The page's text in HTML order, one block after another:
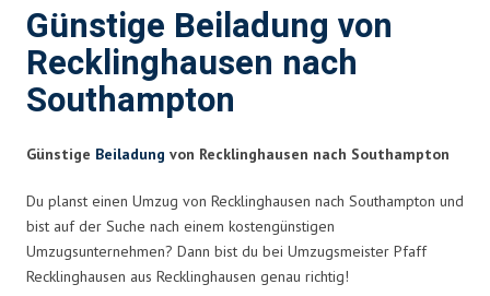
Günstige Beiladung von
Recklinghausen nach
Southampton
Günstige Beiladung von Recklinghausen nach Southampton
Du planst einen Umzug von Recklinghausen nach Southampton und
bist auf der Suche nach einem kostengünstigen
Umzugsunternehmen? Dann bist du bei Umzugsmeister Pfaff
Recklinghausen aus Recklinghausen genau richtig!